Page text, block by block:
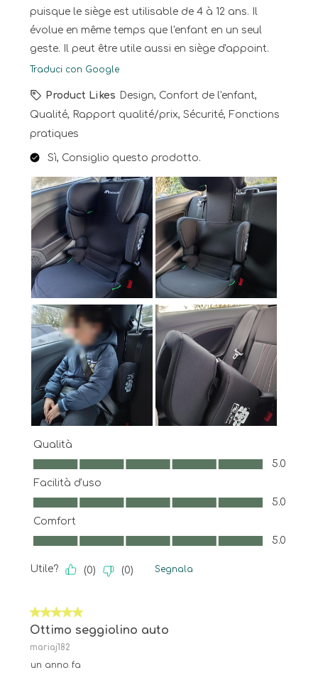
puisque le siège est utilisable de 4 à 12 ans. Il
évolue en même temps que l'enfant en un seul
geste. Il peut être utile aussi en siège d'appoint.
Traduci con Google
Product Likes Design, Confort de l'enfant,
Qualité, Rapport qualité/prix, Sécurité, Fonctions
pratiques
Sì, Consiglio questo prodotto.
Qualità
Qualità, 5.0 su 5
5.0
Facilità d'uso
Facilità d'uso, 5.0 su 5
5.0
Comfort
Comfort, 5.0 su 5
5.0
Utile? (0) (0) Segnala
5 su 5 stelle.
Ottimo seggiolino auto
mariaj182
un anno fa